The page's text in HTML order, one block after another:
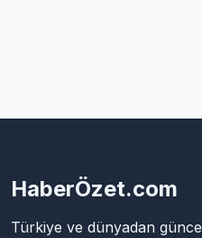
HaberÖzet.com
Türkiye ve dünyadan